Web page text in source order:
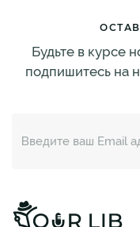
Будьте в курсе
подпишитесь на